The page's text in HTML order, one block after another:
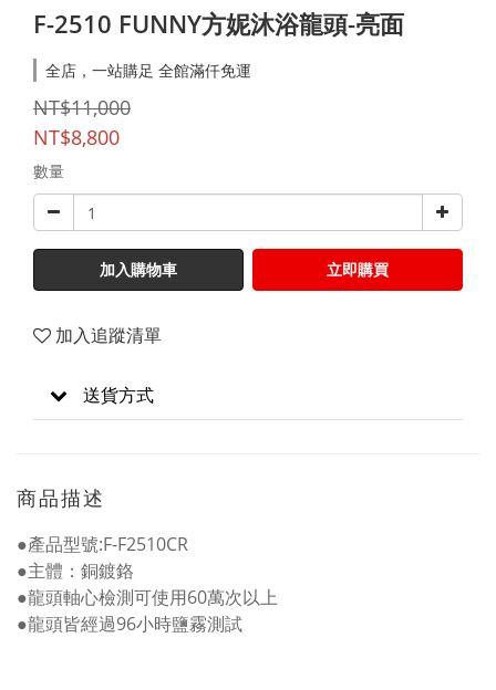
F-2510 FUNNY方妮沐浴龍頭-亮面
全店，一站購足 全館滿仟免運
NT$11,000
NT$8,800
數量
加入購物車 立即購買
加入追蹤清單
送貨方式
商品描述
●產品型號:F-F2510CR
●主體：銅鍍鉻
●龍頭軸心檢測可使用60萬次以上
●龍頭皆經過96小時鹽霧測試